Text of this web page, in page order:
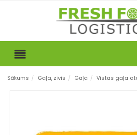
Sākums / Gaļa, zivis / Gaļa / Vistas gaļa